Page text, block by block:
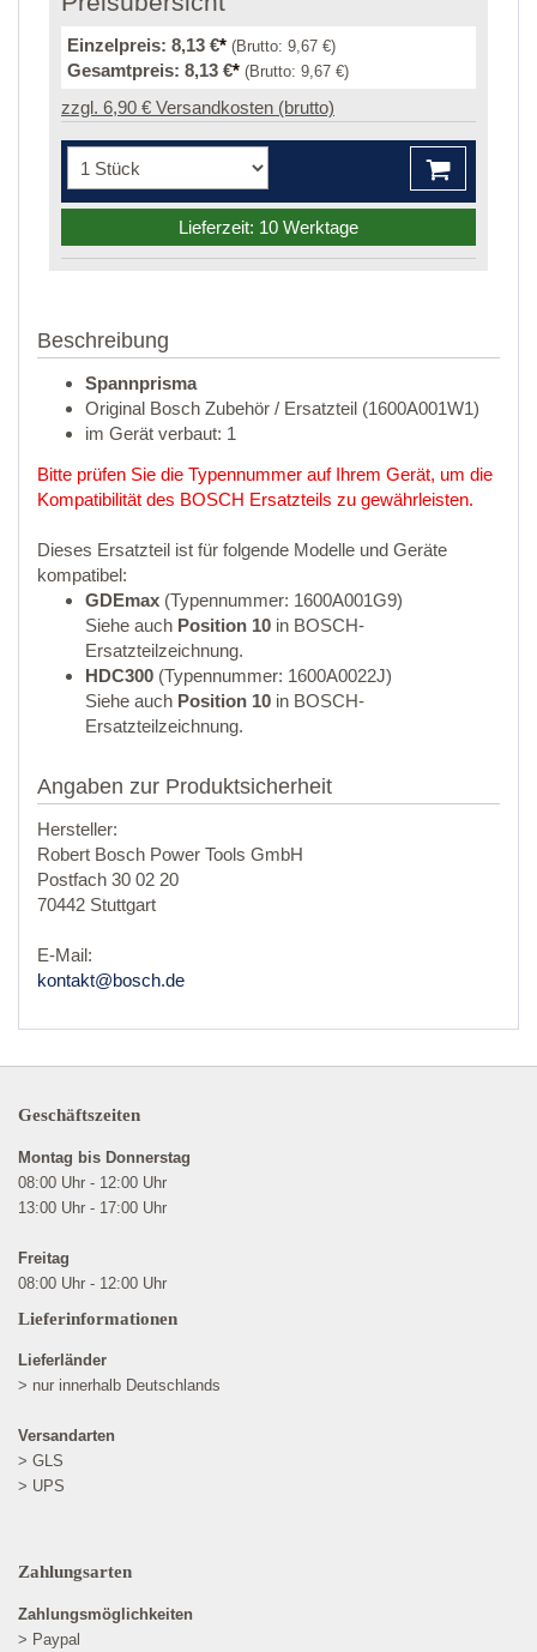
Einzelpreis: 8,13 €* (Brutto: 9,67 €)
Gesamtpreis: 8,13 €* (Brutto: 9,67 €)
zzgl. 6,90 € Versandkosten (brutto)
Lieferzeit: 10 Werktage
Beschreibung
Spannprisma
Original Bosch Zubehör / Ersatzteil (1600A001W1)
im Gerät verbaut: 1
Bitte prüfen Sie die Typennummer auf Ihrem Gerät, um die
Kompatibilität des BOSCH Ersatzteils zu gewährleisten.
Dieses Ersatzteil ist für folgende Modelle und Geräte
kompatibel:
GDEmax (Typennummer: 1600A001G9)
Siehe auch Position 10 in BOSCH-
Ersatzteilzeichnung.
HDC300 (Typennummer: 1600A0022J)
Siehe auch Position 10 in BOSCH-
Ersatzteilzeichnung.
Angaben zur Produktsicherheit
Hersteller:
Robert Bosch Power Tools GmbH
Postfach 30 02 20
70442 Stuttgart
E-Mail:
kontakt@bosch.de
Geschäftszeiten
Montag bis Donnerstag
08:00 Uhr - 12:00 Uhr
13:00 Uhr - 17:00 Uhr
Freitag
08:00 Uhr - 12:00 Uhr
Lieferinformationen
Lieferländer
> nur innerhalb Deutschlands
Versandarten
> GLS
> UPS
Zahlungsarten
Zahlungsmöglichkeiten
> Paypal